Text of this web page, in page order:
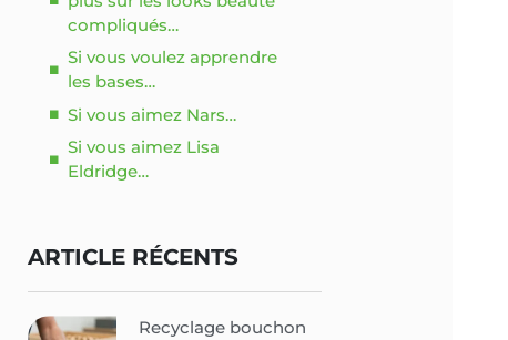
compliqués…
Si vous voulez apprendre
les bases…
Si vous aimez Nars…
Si vous aimez Lisa
Eldridge…
ARTICLE RÉCENTS
Recyclage bouchon